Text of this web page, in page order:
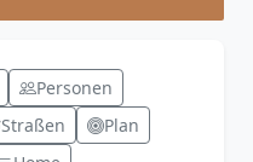
Personen
Straßen
Plan